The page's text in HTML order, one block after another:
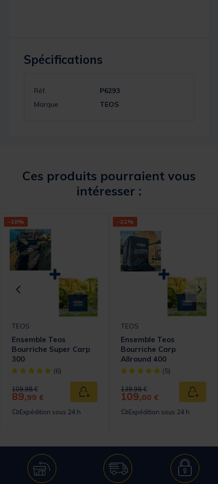
Spécifications
Réf.
P6293
Marque
TEOS
Ces produits pourraient vous
intéresser :
panier
-18%
TEOS
Ensemble Teos
Bourriche Super Carp
300
[object Object] out of 5 Customer Rating
(6)
Price reduced from
109,98 €to
89,99 € Ajouter au panier
Expédition sous 24 h
-22%
TEOS
Ensemble Teos
Bourriche Carp
Allround 400
[object Object] out of 5
(5)
Price reduced from
139,98 €to
109,00 €
Expédition sous 24 h